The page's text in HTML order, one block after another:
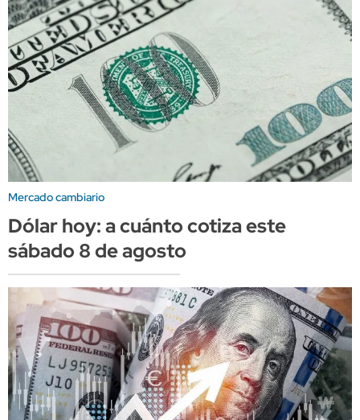
Mercado cambiario
Dólar hoy: a cuánto cotiza este
sábado 8 de agosto